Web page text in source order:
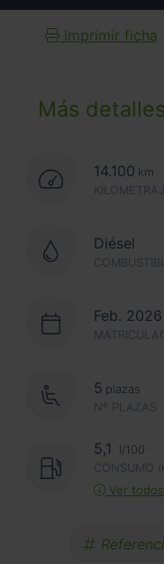
Más detalles
14.100 km
Diésel
Feb. 2026
Nº PLAZAS
5 plazas
5,1
l/100
CONSUMO
Ver todos
Imprimir ficha